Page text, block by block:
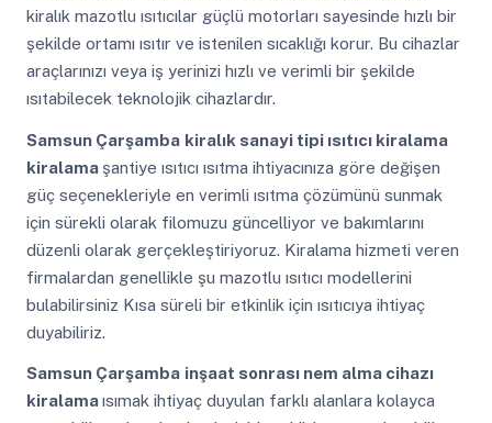
kiralık mazotlu ısıtıcılar güçlü motorları sayesinde hızlı bir
şekilde ortamı ısıtır ve istenilen sıcaklığı korur. Bu cihazlar
araçlarınızı veya iş yerinizi hızlı ve verimli bir şekilde
ısıtabilecek teknolojik cihazlardır.
Samsun Çarşamba kiralık sanayi tipi ısıtıcı kiralama
kiralama şantiye ısıtıcı ısıtma ihtiyacınıza göre değişen
güç seçenekleriyle en verimli ısıtma çözümünü sunmak
için sürekli olarak filomuzu güncelliyor ve bakımlarını
düzenli olarak gerçekleştiriyoruz. Kiralama hizmeti veren
firmalardan genellikle şu mazotlu ısıtıcı modellerini
bulabilirsiniz Kısa süreli bir etkinlik için ısıtıcıya ihtiyaç
duyabiliriz.
Samsun Çarşamba inşaat sonrası nem alma cihazı
kiralamaısımak ihtiyaç duyulan farklı alanlara kolayca